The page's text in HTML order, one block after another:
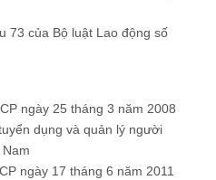
73 của Bộ luật Lao động số
ngày 25 tháng 3 năm 2008
dụng và quản lý người
ngày 17 tháng 6 năm 2011